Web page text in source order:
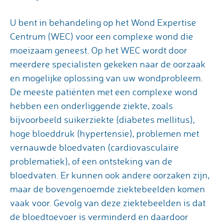
U bent in behandeling op het Wond Expertise
Centrum (WEC) voor een complexe wond die
moeizaam geneest. Op het WEC wordt door
meerdere specialisten gekeken naar de oorzaak
en mogelijke oplossing van uw wondprobleem.
De meeste patiënten met een complexe wond
hebben een onderliggende ziekte, zoals
bijvoorbeeld suikerziekte (diabetes mellitus),
hoge bloeddruk (hypertensie), problemen met
vernauwde bloedvaten (cardiovasculaire
problematiek), of een ontsteking van de
bloedvaten. Er kunnen ook andere oorzaken zijn,
maar de bovengenoemde ziektebeelden komen
vaak voor. Gevolg van deze ziektebeelden is dat
de bloedtoevoer is verminderd en daardoor